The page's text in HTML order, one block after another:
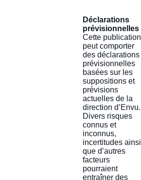
Déclarations
prévisionnelles
Cette publication
peut comporter
des déclarations
prévisionnelles
basées sur les
suppositions et
prévisions
actuelles de la
direction d’Envu.
Divers risques
connus et
inconnus,
incertitudes ainsi
que d’autres
facteurs
pourraient
entraîner des